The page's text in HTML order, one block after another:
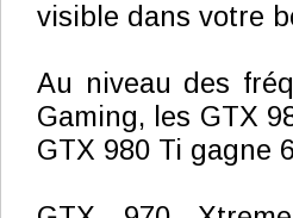
visible dans votre
Au niveau des
Gaming, les GTX
GTX 980 Ti gagne